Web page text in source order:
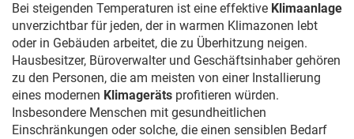
Bei steigenden Temperaturen ist eine effektive Klimaanlage
unverzichtbar für jeden, der in warmen Klimazonen lebt
oder in Gebäuden arbeitet, die zu Überhitzung neigen.
Hausbesitzer, Büroverwalter und Geschäftsinhaber gehören
zu den Personen, die am meisten von einer Installierung
eines modernen Klimageräts profitieren würden.
Insbesondere Menschen mit gesundheitlichen
Einschränkungen oder solche, die einen sensiblen Bedarf